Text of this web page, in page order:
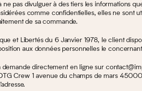
ne pas divulguer à des tiers les informations
comme confidentielles, elles ne sont
de sa commande.
et Libertés du 6 Janvier 1978, le client
aux données personnelles le
demande directement en ligne sur
Crew 1 avenue du champs de mars